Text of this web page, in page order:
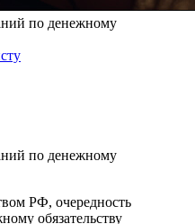
по денежному
по денежному
РФ, очередность
обязательству